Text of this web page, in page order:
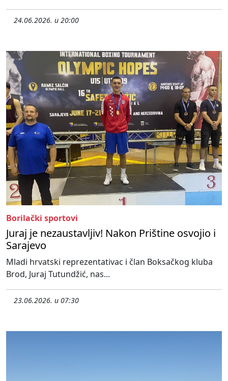
24.06.2026. u 20:00
Borilački sportovi
Juraj je nezaustavljiv! Nakon Prištine osvojio i
Sarajevo
Mladi hrvatski reprezentativac i član Boksačkog kluba
Brod, Juraj Tutundžić, nas...
23.06.2026. u 07:30